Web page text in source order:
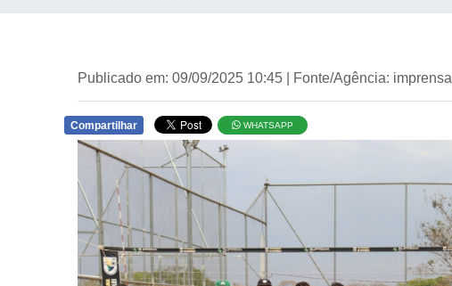
Publicado em: 09/09/2025 10:45 | Fonte/Agência: imprensa
Compartilhar WHATSAPP